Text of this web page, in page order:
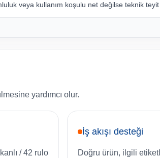
veya kullanım koşulu net değilse teknik teyit
yardımcı olur.
/ 42 rulo
İş akışı desteği
Doğru ürün, ilgili